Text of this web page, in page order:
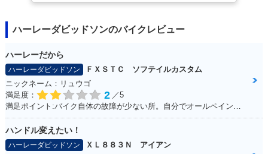
ハーレーダビッドソンのバイクレビュー
ハーレーだから
ハーレーダビッドソン
ＦＸＳＴＣ ソフテイルカスタム
ニックネーム：リュウゴ
満足度：
2 ／5
満足ポイント:バイク自体の故障が少ない所。自分でオールペイントした所。
ハンドル変えたい！
ハーレーダビッドソン
ＸＬ８８３Ｎ アイアン